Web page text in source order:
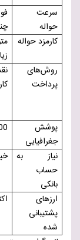
سرعت
حواله
کارمزد حواله
روش‌های
پرداخت
پوشش
جغرافیایی
نیاز به
حساب
بانکی
ارزهای
پشتیبانی
شده